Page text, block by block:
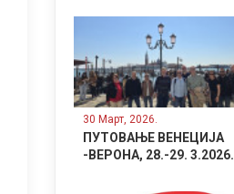
30 Март, 2026.
ПУТОВАЊЕ ВЕНЕЦИЈА
-ВЕРОНА, 28.-29. 3.2026.